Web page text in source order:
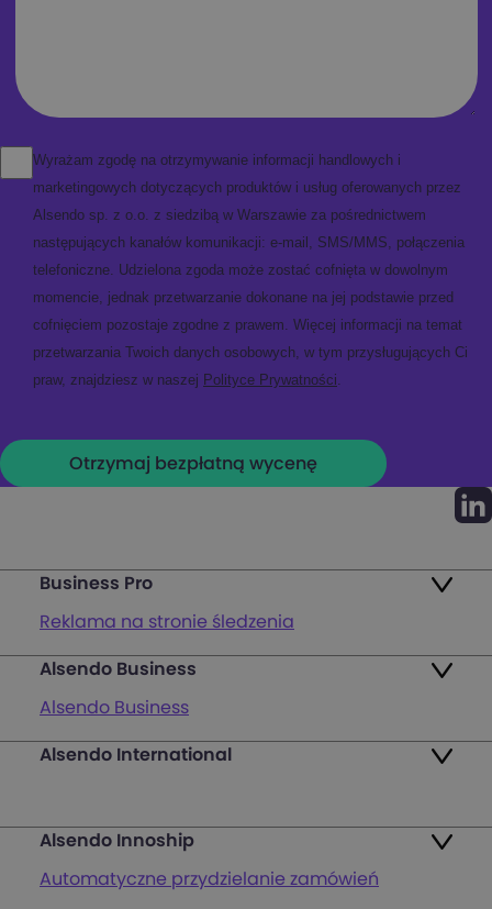
Wyrażam zgodę na otrzymywanie informacji handlowych i
marketingowych dotyczących produktów i usług oferowanych przez
Alsendo sp. z o.o. z siedzibą w Warszawie za pośrednictwem
następujących kanałów komunikacji: e-mail, SMS/MMS, połączenia
telefoniczne. Udzielona zgoda może zostać cofnięta w dowolnym
momencie, jednak przetwarzanie dokonane na jej podstawie przed
cofnięciem pozostaje zgodne z prawem. Więcej informacji na temat
przetwarzania Twoich danych osobowych, w tym przysługujących Ci
praw, znajdziesz w naszej Polityce Prywatności
Business Pro
Reklama na stronie śledzenia
Mapa punktów
Zwroty
Zaloguj się
Alsendo Business
Alsendo Business
Przesyłki krajowe
Przesyłki transgraniczne
Alsendo International
Alsendo Innoship
Automatyczne przydzielanie zamówień